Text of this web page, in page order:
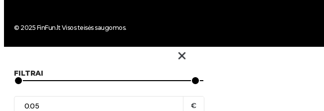
© 2025 FinFun.lt Visos teisės saugomos.
FILTRAI
€